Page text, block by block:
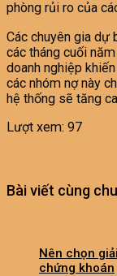
phòng rủi ro của
Các chuyên gia dự
các tháng cuối
doanh nghiệp
các nhóm nợ này
hệ thống sẽ tăng
Lượt xem: 97
Bài viết cùng
Nên chọn
chứng khoán